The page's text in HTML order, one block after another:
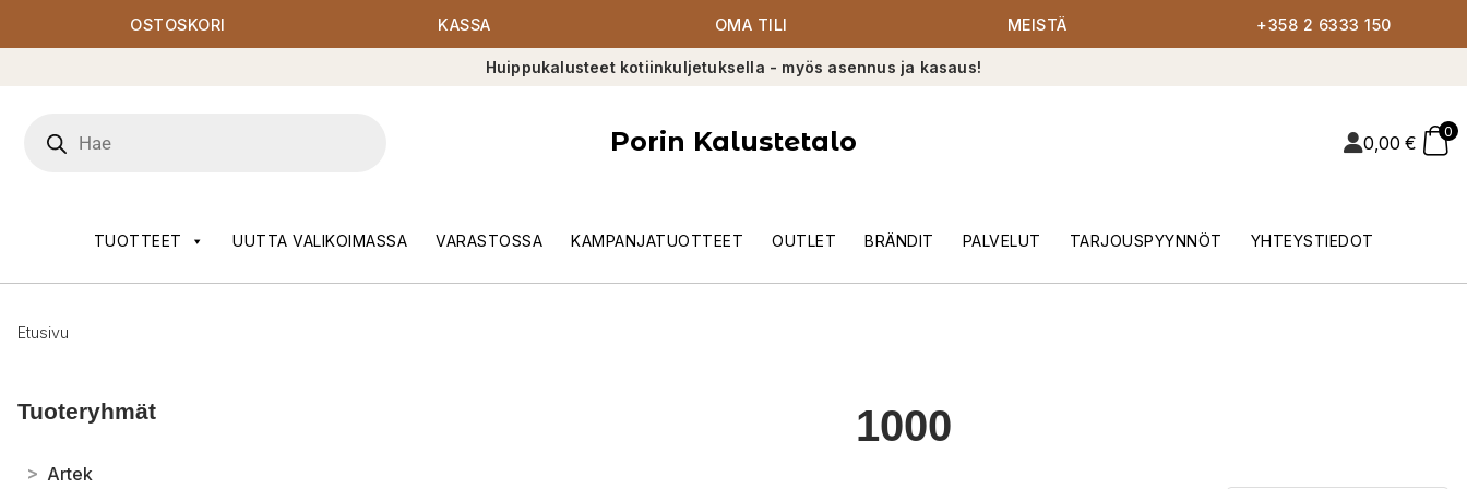
OSTOSKORI KASSA OMA TILI MEISTÄ +358 2 6333 150
Huippukalusteet kotiinkuljetuksella - myös asennus ja kasaus!
search
Porin Kalustetalo 0,00 €
0
TUOTTEET UUTTA VALIKOIMASSA VARASTOSSA KAMPANJATUOTTEET OUTLET BRÄNDIT PALVELUT TARJOUSPYYNNÖT YHTEYSTIEDOT
Etusivu
Tuoteryhmät
> Artek
1000